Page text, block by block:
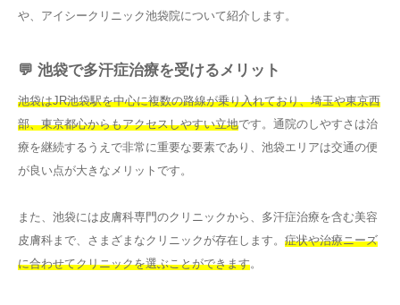
や、アイシークリニック池袋院について紹介します。
💬 池袋で多汗症治療を受けるメリット
池袋はJR池袋駅を中心に複数の路線が乗り入れており、埼玉や東京西
部、東京都心からもアクセスしやすい立地です。通院のしやすさは治
療を継続するうえで非常に重要な要素であり、池袋エリアは交通の便
が良い点が大きなメリットです。
また、池袋には皮膚科専門のクリニックから、多汗症治療を含む美容
皮膚科まで、さまざまなクリニックが存在します。 症状や治療ニーズ
に合わせてクリニックを選ぶことができます。